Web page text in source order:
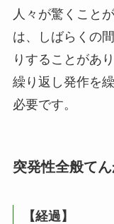
人々が驚くこと
は、しばらくの
りすることがあ
繰り返し発作を
必要です。
突発性全般て
【経過】